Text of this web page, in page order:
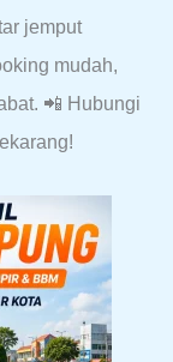
jemput
mudah,
📲 Hubungi